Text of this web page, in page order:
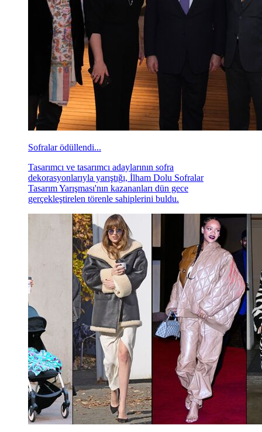
Sofralar ödüllendi...
Tasarımcı ve tasarımcı adaylarının sofra
dekorasyonlarıyla yarıştığı, İlham Dolu Sofralar
Tasarım Yarışması'nın kazananları dün gece
gerçekleştirelen törenle sahiplerini buldu.